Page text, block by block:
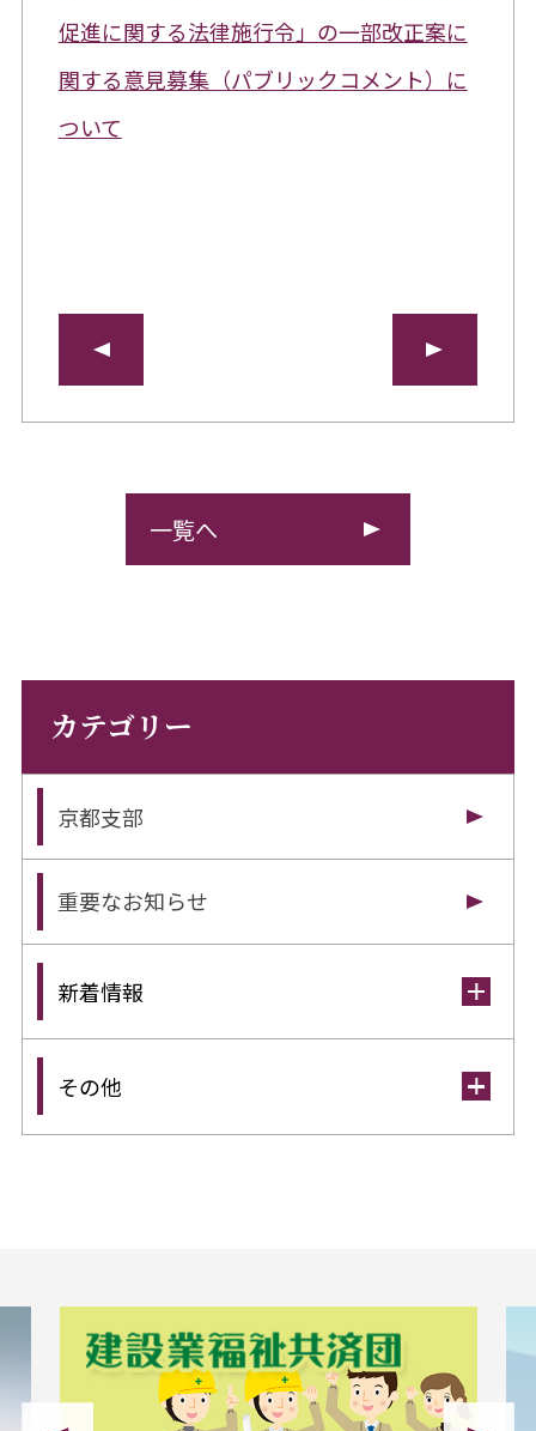
促進に関する法律施行令」の一部改正案に
関する意見募集（パブリックコメント）に
ついて
一覧へ
カテゴリー
京都支部
重要なお知らせ
新着情報
その他